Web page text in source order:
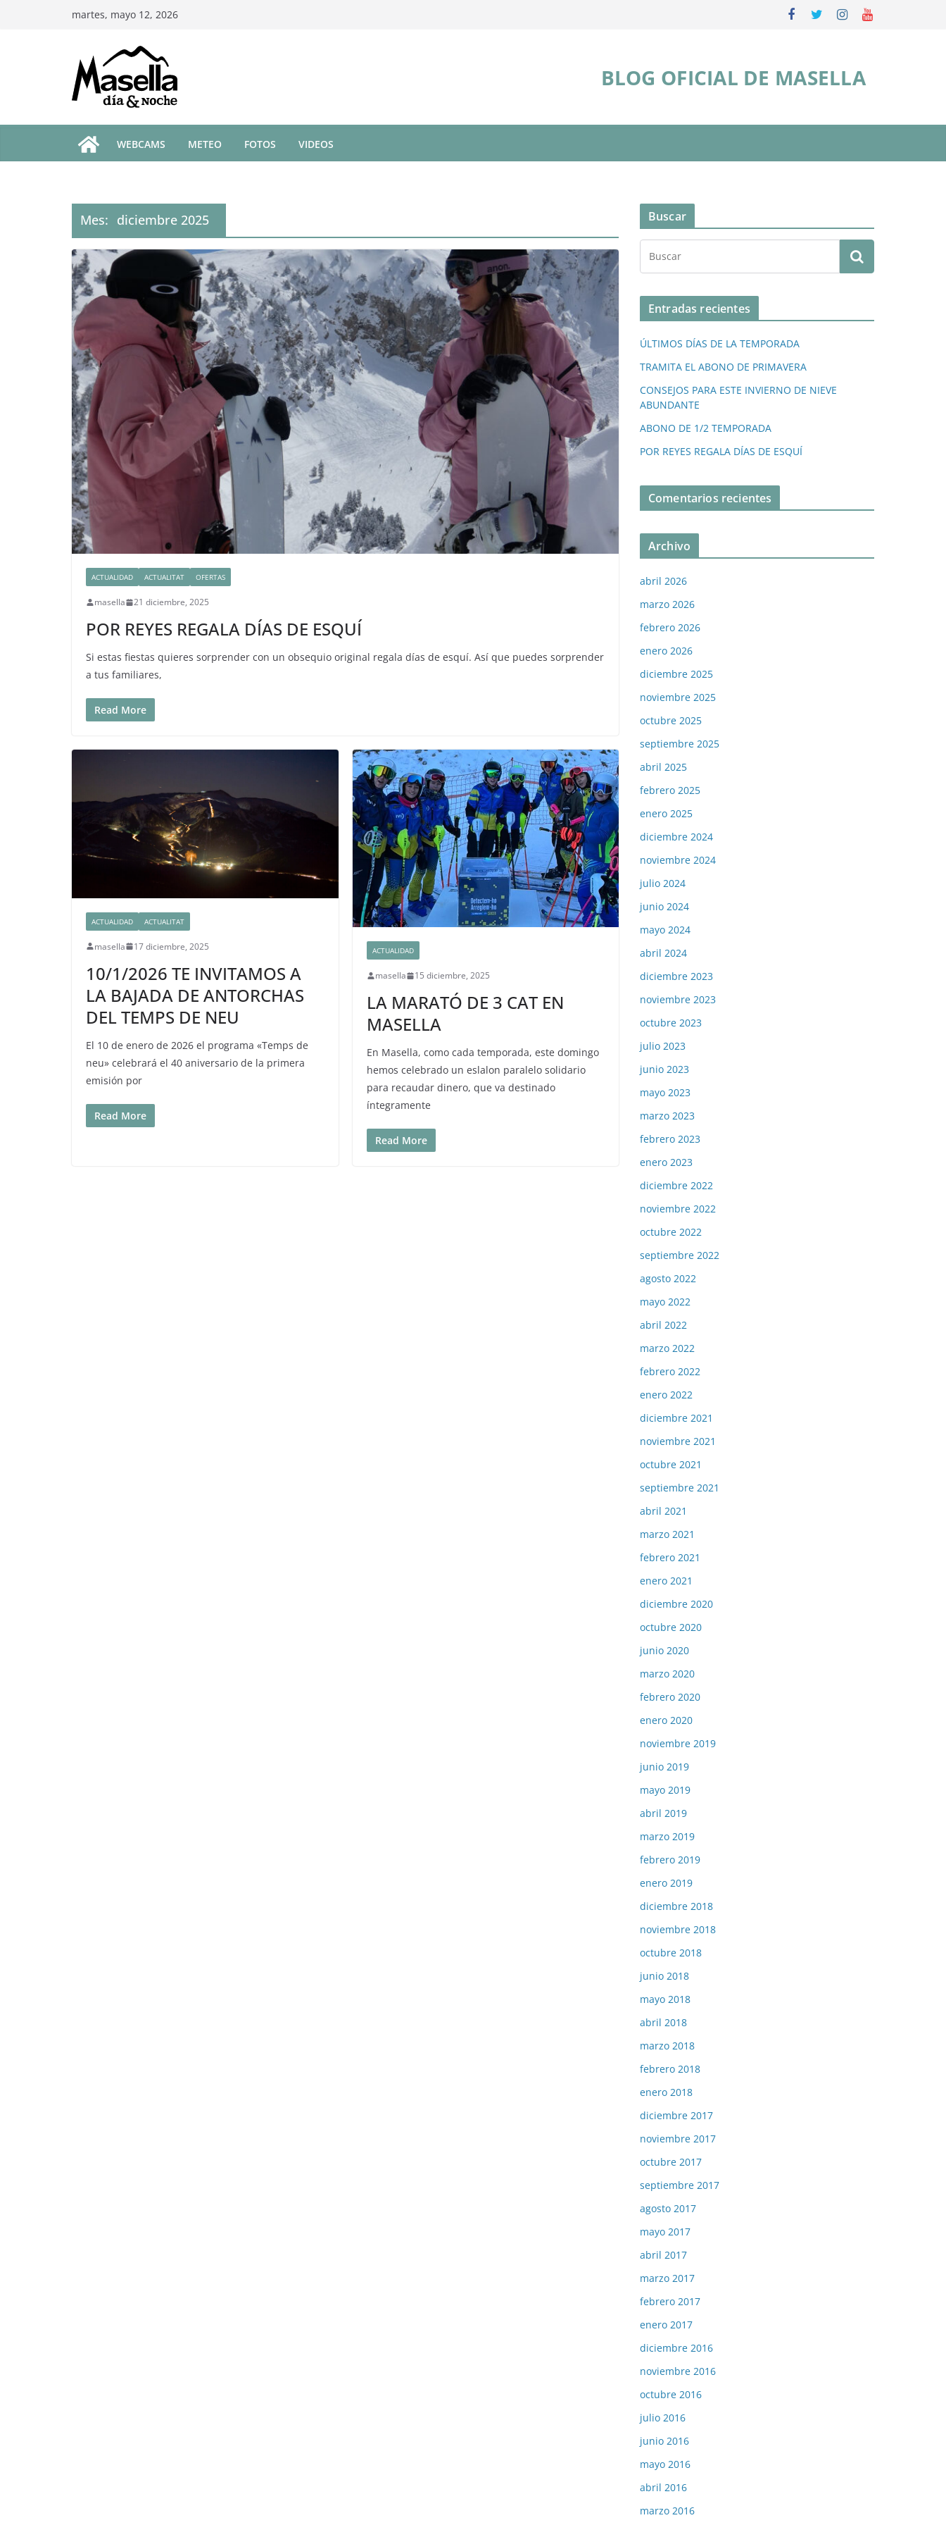
martes, mayo 12, 2026
BLOG OFICIAL DE MASELLA
WEBCAMS METEO FOTOS VIDEOS
Mes: diciembre 2025
ACTUALIDAD ACTUALITAT OFERTAS
masella 21 diciembre, 2025
POR REYES REGALA DÍAS DE ESQUÍ
Si estas fiestas quieres sorprender con un obsequio original regala días de esquí. Así que puedes sorprender
a tus familiares,
Read More
ACTUALIDAD ACTUALITAT
masella 17 diciembre, 2025
10/1/2026 TE INVITAMOS A
LA BAJADA DE ANTORCHAS
DEL TEMPS DE NEU
El 10 de enero de 2026 el programa «Temps de
neu» celebrará el 40 aniversario de la primera
emisión por
Read More
ACTUALIDAD
masella 15 diciembre, 2025
LA MARATÓ DE 3 CAT EN
MASELLA
En Masella, como cada temporada, este domingo
hemos celebrado un eslalon paralelo solidario
para recaudar dinero, que va destinado
íntegramente
Read More
Buscar
Entradas recientes
ÚLTIMOS DÍAS DE LA TEMPORADA
TRAMITA EL ABONO DE PRIMAVERA
CONSEJOS PARA ESTE INVIERNO DE NIEVE
ABUNDANTE
ABONO DE 1/2 TEMPORADA
POR REYES REGALA DÍAS DE ESQUÍ
Comentarios recientes
Archivo
abril 2026
marzo 2026
febrero 2026
enero 2026
diciembre 2025
noviembre 2025
octubre 2025
septiembre 2025
abril 2025
febrero 2025
enero 2025
diciembre 2024
noviembre 2024
julio 2024
junio 2024
mayo 2024
abril 2024
diciembre 2023
noviembre 2023
octubre 2023
julio 2023
junio 2023
mayo 2023
marzo 2023
febrero 2023
enero 2023
diciembre 2022
noviembre 2022
octubre 2022
septiembre 2022
agosto 2022
mayo 2022
abril 2022
marzo 2022
febrero 2022
enero 2022
diciembre 2021
noviembre 2021
octubre 2021
septiembre 2021
abril 2021
marzo 2021
febrero 2021
enero 2021
diciembre 2020
octubre 2020
junio 2020
marzo 2020
febrero 2020
enero 2020
noviembre 2019
junio 2019
mayo 2019
abril 2019
marzo 2019
febrero 2019
enero 2019
diciembre 2018
noviembre 2018
octubre 2018
junio 2018
mayo 2018
abril 2018
marzo 2018
febrero 2018
enero 2018
diciembre 2017
noviembre 2017
octubre 2017
septiembre 2017
agosto 2017
mayo 2017
abril 2017
marzo 2017
febrero 2017
enero 2017
diciembre 2016
noviembre 2016
octubre 2016
julio 2016
junio 2016
mayo 2016
abril 2016
marzo 2016